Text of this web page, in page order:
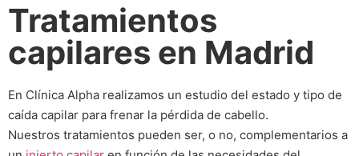
Tratamientos
capilares en Madrid
En Clínica Alpha realizamos un estudio del estado y tipo de
caída capilar para frenar la pérdida de cabello.
Nuestros tratamientos pueden ser, o no, complementarios a